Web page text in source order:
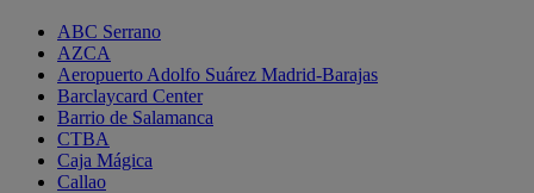
ABC Serrano
AZCA
Aeropuerto Adolfo Suárez Madrid-Barajas
Barclaycard Center
Barrio de Salamanca
CTBA
Caja Mágica
Callao